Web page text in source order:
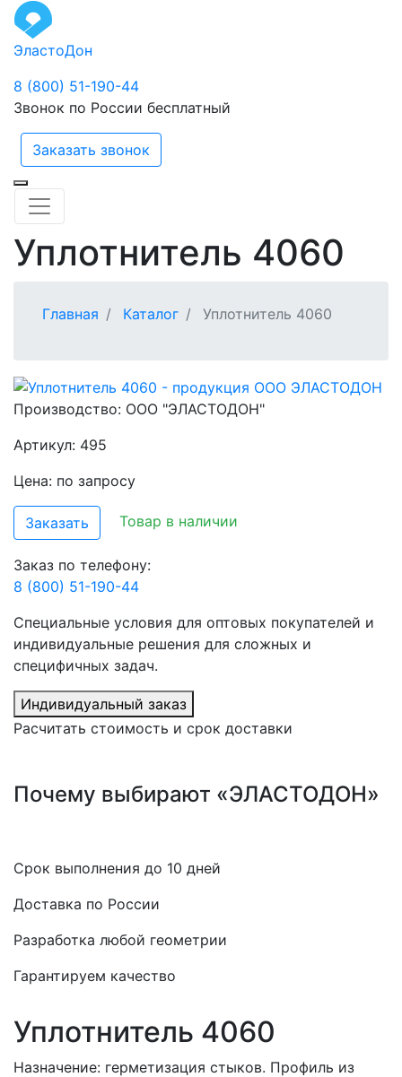
ЭластоДон
8 (800) 51-190-44
Звонок по России бесплатный
Заказать звонок
Уплотнитель 4060
Главная Каталог Уплотнитель 4060
Производство: ООО "ЭЛАСТОДОН"
Артикул: 495
Цена: по запросу
Заказать Товар в наличии
Заказ по телефону:
8 (800) 51-190-44
Специальные условия для оптовых покупателей и
индивидуальные решения для сложных и
специфичных задач.
Индивидуальный заказ
Расчитать стоимость и срок доставки
Почему выбирают «ЭЛАСТОДОН»
Срок выполнения до 10 дней
Доставка по России
Разработка любой геометрии
Гарантируем качество
Уплотнитель 4060
Назначение: герметизация стыков. Профиль из